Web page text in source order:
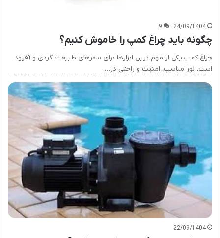
24/09/1404
9
چگونه باید چراغ کمپ را خاموش کنیم؟
چراغ کمپ یکی از مهم ترین ابزارها برای سفرهای طبیعت گردی و آفرود
است. نور مناسب، امنیت و راحتی در…
22/09/1404